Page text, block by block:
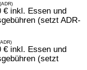
€ inkl. Essen und
(setzt ADR-
€ inkl. Essen und
(setzt